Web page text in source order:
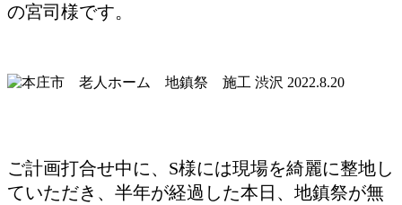
の宮司様です。
ご計画打合せ中に、S様には現場を綺麗に整地し
ていただき、半年が経過した本日、地鎮祭が無